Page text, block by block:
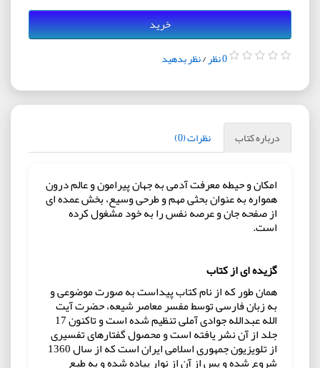
خرید
0 نظر /نظر بدهید
درباره کتاب نظرات (0)
امکان و حیطه معرفت آدمی به جهان پیرامون و عالم درون
همواره به عنوان بحثی مهم و طرحی وسیع، بخش عمده ای
از صفحه جان و عرصه نفس را به خود مشغول کرده
است.
گزیده ای از کتاب
همان طور که از نام کتاب پیداست به صورت موضوعی و
به زبان فارسی توسط مفسر معاصر شیعه، حضرت آیت
الله عبدالله جوادی آملی تنظیم شده است و تاکنون 17
جلد از آن نشر یافته است و محصول گفتارهای تفسیری
از تلویزیون جمهوری اسلامی ایران است که از سال 1360
شروع شده و پس از آن از نوار پیاده شده و به طبع